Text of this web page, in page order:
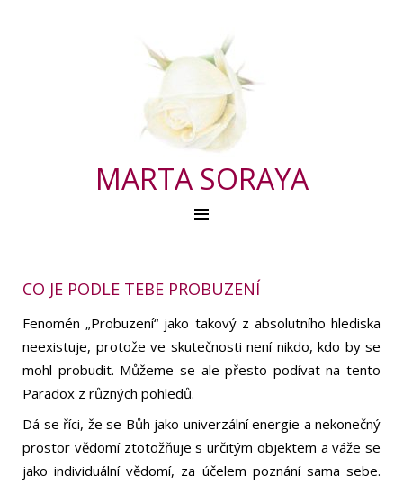
MARTA SORAYA
CO JE PODLE TEBE PROBUZENÍ
Fenomén „Probuzení“ jako takový z absolutního hlediska
neexistuje, protože ve skutečnosti není nikdo, kdo by se
mohl probudit. Můžeme se ale přesto podívat na tento
Paradox z různých pohledů.
Dá se říci, že se Bůh jako univerzální energie a nekonečný
prostor vědomí ztotožňuje s určitým objektem a váže se
jako individuální vědomí, za účelem poznání sama sebe.